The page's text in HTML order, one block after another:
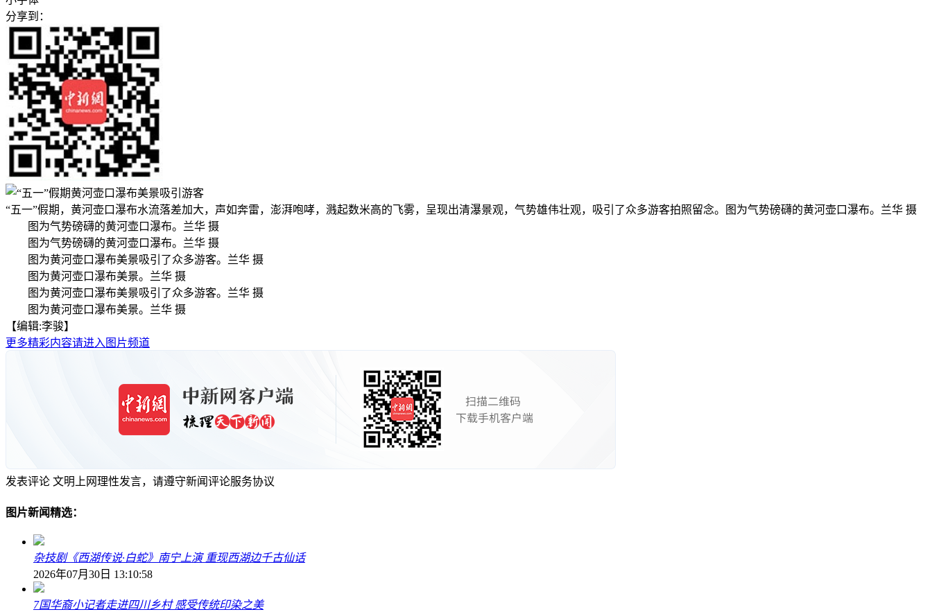
分享到：
“五一”假期，黄河壶口瀑布水流落差加大，声如奔雷，澎湃咆哮，溅起数米高的飞雾，呈现出清瀑景观，气势雄伟壮观，吸引了众多游客拍照留念。图为气势磅礴的黄河壶口瀑布。兰华 摄
图为气势磅礴的黄河壶口瀑布。兰华 摄
图为气势磅礴的黄河壶口瀑布。兰华 摄
图为黄河壶口瀑布美景吸引了众多游客。兰华 摄
图为黄河壶口瀑布美景。兰华 摄
图为黄河壶口瀑布美景吸引了众多游客。兰华 摄
图为黄河壶口瀑布美景。兰华 摄
【编辑:李骏】
更多精彩内容请进入图片频道
发表评论 文明上网理性发言，请遵守新闻评论服务协议
图片新闻精选：
杂技剧《西湖传说·白蛇》南宁上演 重现西湖边千古仙话
2026年07月30日 13:10:58
7国华裔小记者走进四川乡村 感受传统印染之美